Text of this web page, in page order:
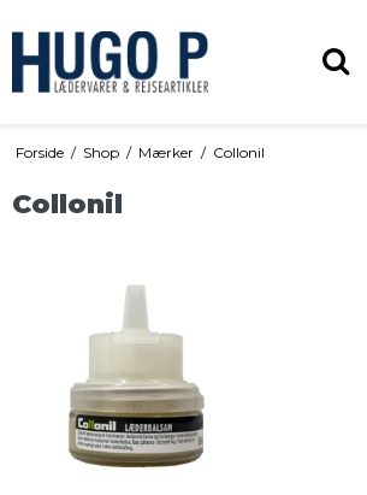
Forside / Shop / Mærker / Collonil
Collonil